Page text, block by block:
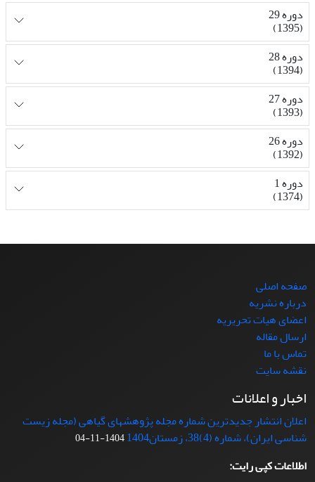
دوره 29
(1395)
دوره 28
(1394)
دوره 27
(1393)
دوره 26
(1392)
دوره 1
(1374)
صفحه اصلی
درباره نشریه
اعضای هیات تحریریه
ارسال مقاله
تماس با ما
نقشه سایت
اخبار و اعلانات
اعلان انتشار جدیدترین شماره مجله پژوهشهای گیاهی (مجله زیست
شناسی ایران)، شماره (4)38، زمستان1404
1404-11-04
اطلاعات کپی رایت: